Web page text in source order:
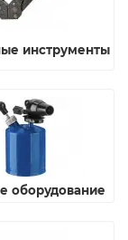
инструменты
оборудование